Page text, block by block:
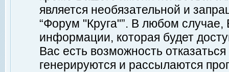
является необязательной и
“Форум "Круга"”. В любом
информации, которая будет
Вас есть возможность
генерируются и рассылаются